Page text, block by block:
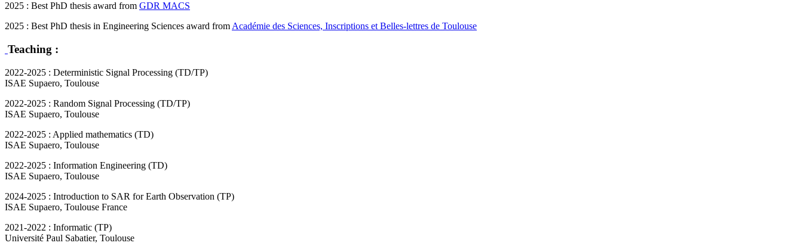
2025 : Best PhD thesis award from GDR MACS
2025 : Best PhD thesis in Engineering Sciences award from Académie des Sciences, Inscriptions et Belles-lettres de Toulouse
Teaching :
2022-2025 : Deterministic Signal Processing (TD/TP)
ISAE Supaero, Toulouse
2022-2025 : Random Signal Processing (TD/TP)
ISAE Supaero, Toulouse
2022-2025 : Applied mathematics (TD)
ISAE Supaero, Toulouse
2022-2025 : Information Engineering (TD)
ISAE Supaero, Toulouse
2024-2025 : Introduction to SAR for Earth Observation (TP)
ISAE Supaero, Toulouse France
2021-2022 : Informatic (TP)
Université Paul Sabatier, Toulouse